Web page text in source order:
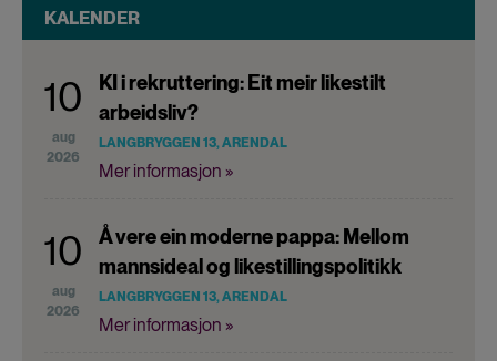
KALENDER
10
aug
2026
KI i rekruttering: Eit meir likestilt
arbeidsliv?
LANGBRYGGEN 13, ARENDAL
Mer informasjon »
10
aug
2026
Å vere ein moderne pappa: Mellom
mannsideal og likestillingspolitikk
LANGBRYGGEN 13, ARENDAL
Mer informasjon »